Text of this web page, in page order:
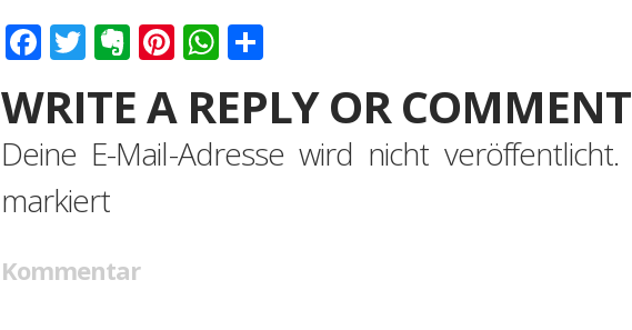
Facebook
Twitter
Evernote
Pinterest
WhatsApp
WRITE A REPLY OR COMMENT
Deine E-Mail-Adresse wird nicht veröffentlicht.
markiert
Kommentar